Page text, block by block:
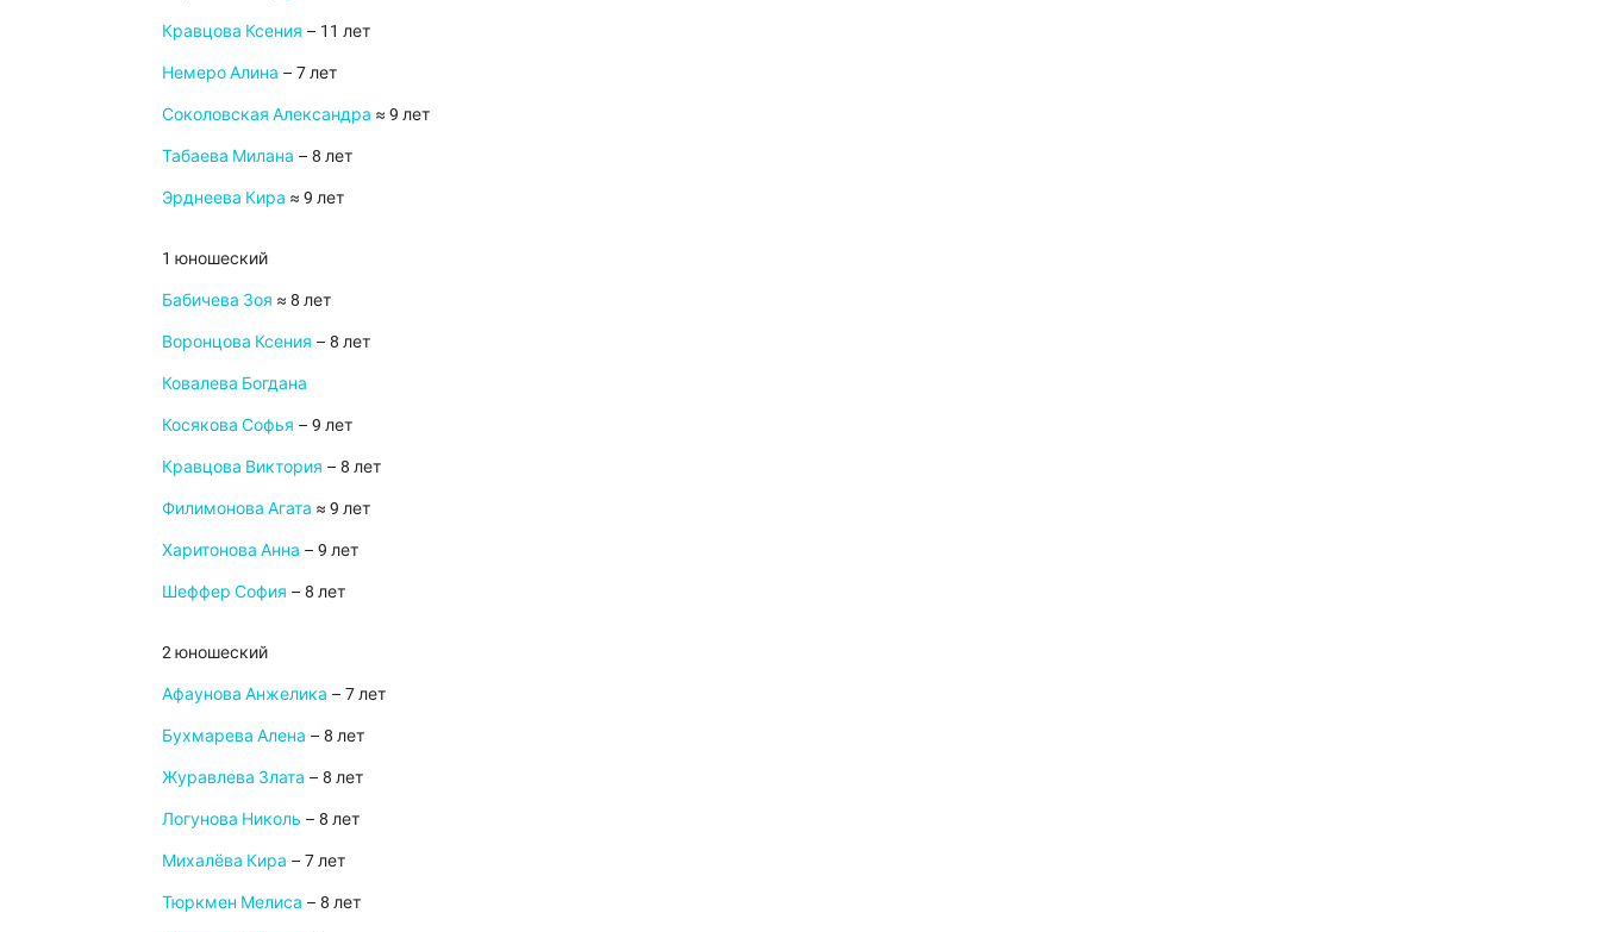
Кравцова Ксения – 11 лет
Немеро Алина – 7 лет
Соколовская Александра ≈ 9 лет
Табаева Милана – 8 лет
Эрднеева Кира ≈ 9 лет
1 юношеский
Бабичева Зоя ≈ 8 лет
Воронцова Ксения – 8 лет
Ковалева Богдана
Косякова Софья – 9 лет
Кравцова Виктория – 8 лет
Филимонова Агата ≈ 9 лет
Харитонова Анна – 9 лет
Шеффер София – 8 лет
2 юношеский
Афаунова Анжелика – 7 лет
Бухмарева Алена – 8 лет
Журавлева Злата – 8 лет
Логунова Николь – 8 лет
Михалёва Кира – 7 лет
Тюркмен Мелиса – 8 лет